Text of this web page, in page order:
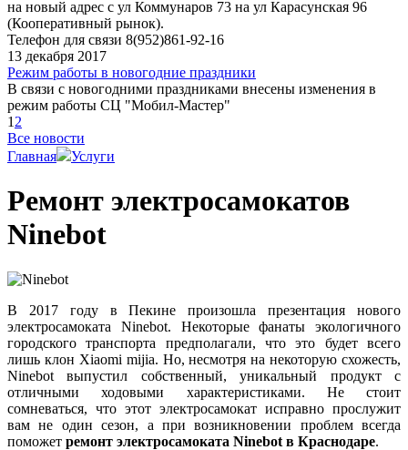
на новый адрес с ул Коммунаров 73 на ул Карасунская 96
(Кооперативный рынок).
Телефон для связи 8(952)861-92-16
13 декабря 2017
Режим работы в новогодние праздники
В связи с новогодними праздниками внесены изменения в
режим работы СЦ "Мобил-Мастер"
1 2
Все новости
Главная
Услуги
Ремонт электросамокатов
Ninebot
В 2017 году в Пекине произошла презентация нового
электросамоката Ninebot. Некоторые фанаты экологичного
городского транспорта предполагали, что это будет всего
лишь клон Xiaomi mijia. Но, несмотря на некоторую схожесть,
Ninebot выпустил собственный, уникальный продукт с
отличными ходовыми характеристиками. Не стоит
сомневаться, что этот электросамокат исправно прослужит
вам не один сезон, а при возникновении проблем всегда
поможет ремонт электросамоката Ninebot в Краснодаре.